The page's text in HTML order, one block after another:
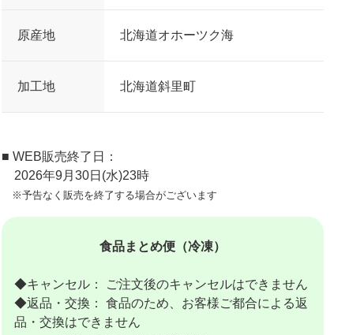
原産地 北海道オホーツク海
加工地 北海道斜里町
■ WEB販売終了日：
2026年9月30日(水)23時
※予告なく販売を終了する場合がございます
食品まとめ便（冷凍）
◆キャンセル： ご注文後のキャンセルはできません
◆返品・交換： 食品のため、お客様ご都合による返
品・交換はできません